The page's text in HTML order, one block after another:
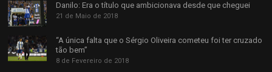
Danilo: Era o título que ambicionava desde que cheguei
21 de Maio de 2018
“A única falta que o Sérgio Oliveira cometeu foi ter cruzado
tão bem”
8 de Fevereiro de 2018